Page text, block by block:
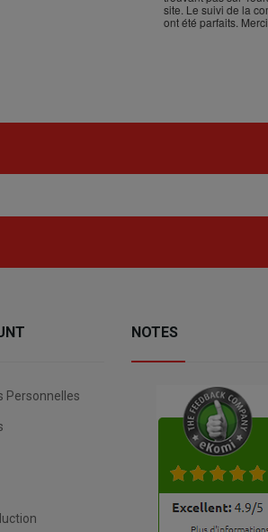
Personnelles
NOTES